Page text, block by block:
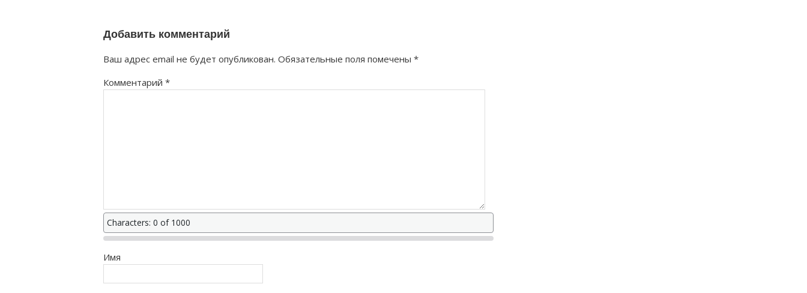
Добавить комментарий
Ваш адрес email не будет опубликован. Обязательные поля помечены *
Комментарий *
Characters: 0 of 1000
Имя